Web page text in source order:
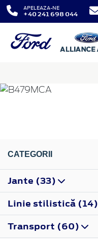
APELEAZA-NE
+40 241 698 044
CATEGORII
Jante (33)
Linie stilistică (14)
Transport (60)